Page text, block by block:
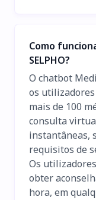
Como
SELPHO?
O chatbot
os
mais de 100
consulta
instantâneas,
requisitos de
Os
obter
hora, em